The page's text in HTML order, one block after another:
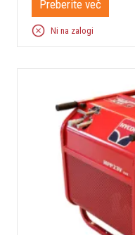
Preberite več
Ni na zalogi